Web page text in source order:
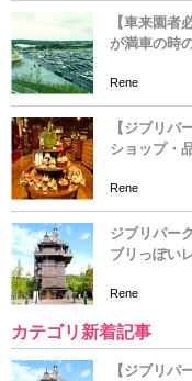
【車来園者
が満車の時
Rene
【ジブリパ
ショップ・
Rene
ジブリパー
ブリっぽい
Rene
カテゴリ新着記事
【ジブリパ